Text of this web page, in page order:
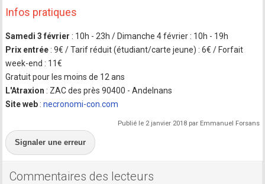
Infos pratiques
Samedi 3 février : 10h - 23h / Dimanche 4 février : 10h - 19h
Prix entrée : 9€ / Tarif réduit (étudiant/carte jeune) : 6€ / Forfait
week-end : 11€
Gratuit pour les moins de 12 ans
L'Atraxion : ZAC des près 90400 - Andelnans
Site web :necronomi-con.com
Publié le 2 janvier 2018 par Emmanuel Forsans
Signaler une erreur
Commentaires des lecteurs